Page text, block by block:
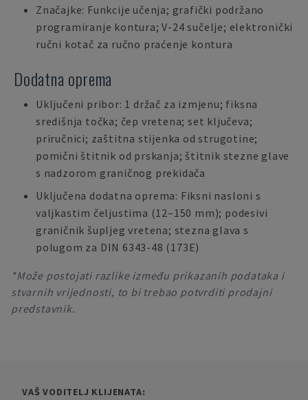
Značajke: Funkcije učenja; grafički podržano
programiranje kontura; V-24 sučelje; elektronički
ručni kotač za ručno praćenje kontura
Dodatna oprema
Uključeni pribor: 1 držač za izmjenu; fiksna
središnja točka; čep vretena; set ključeva;
priručnici; zaštitna stijenka od strugotine;
pomični štitnik od prskanja; štitnik stezne glave
s nadzorom graničnog prekidača
Uključena dodatna oprema: Fiksni nasloni s
valjkastim čeljustima (12–150 mm); podesivi
graničnik šupljeg vretena; stezna glava s
polugom za DIN 6343-48 (173E)
*Može postojati razlike između prikazanih podataka i
stvarnih vrijednosti, to bi trebao potvrditi prodajni
predstavnik.
VAŠ VODITELJ KLIJENATA: